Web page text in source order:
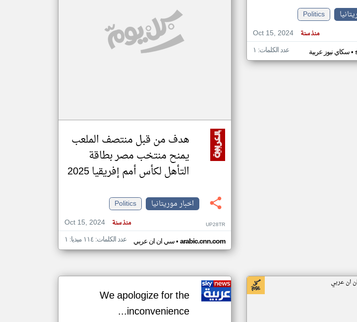
مصادر الأخبار من موريتانيا
Politics
Oct 15, 2024
منذ سنة
سكاي نيوز عربية• عدد الكلمات: ١
هدف من قبل منتصف الملعب
يمنح منتخب مصر بطاقة
التأهل لكأس أمم إفريقيا 2025
اخبار موريتانيا
Politics
Oct 15, 2024
منذ سنة UP28TR
سي ان ان عربي• arabic.cnn.com عدد الكلمات: ١١٤ ميديا: ١
ان عربي
We apologize for the
inconvenience...